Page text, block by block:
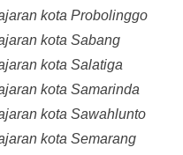
kota Probolinggo
kota Sabang
kota Salatiga
kota Samarinda
kota Sawahlunto
kota Semarang